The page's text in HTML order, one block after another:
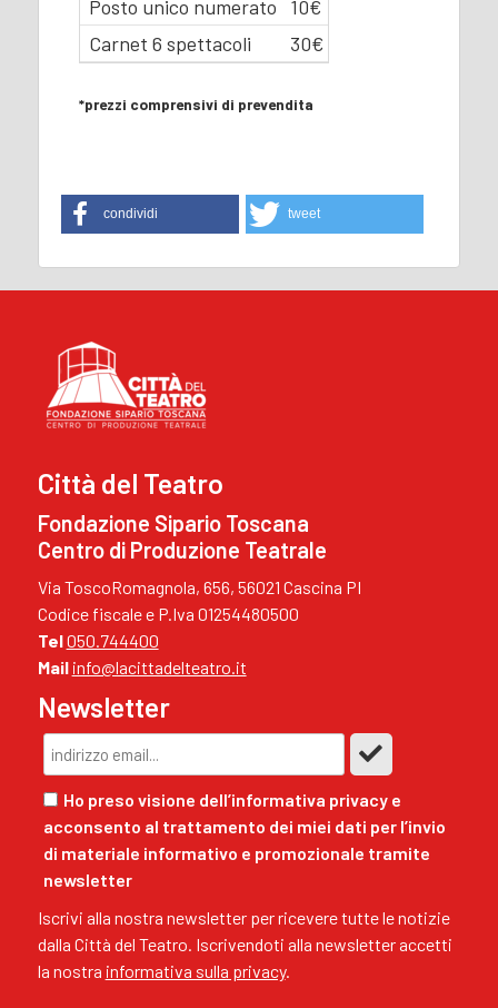
Posto unico numerato
10€
Carnet 6 spettacoli
30€
*prezzi comprensivi di prevendita
condividi tweet
Città del Teatro
Fondazione Sipario Toscana
Centro di Produzione Teatrale
Via ToscoRomagnola, 656, 56021 Cascina PI
Codice fiscale e P.Iva 01254480500
Tel050.744400
Mail info@lacittadelteatro.it
Newsletter
Ho preso visione dell’informativa privacy e
acconsento al trattamento dei miei dati per l’invio
di materiale informativo e promozionale tramite
newsletter
Iscrivi alla nostra newsletter per ricevere tutte le notizie
dalla Città del Teatro. Iscrivendoti alla newsletter accetti
la nostra informativa sulla privacy.